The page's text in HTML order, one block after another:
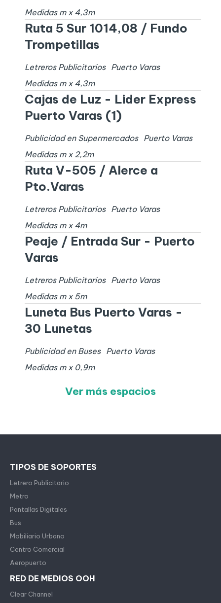
Medidas m x 4,3m
Ruta 5 Sur 1014,08 / Fundo
Trompetillas
Letreros Publicitarios
Puerto Varas
Medidas m x 4,3m
Cajas de Luz - Lider Express
Puerto Varas (1)
Publicidad en Supermercados
Puerto Varas
Medidas m x 2,2m
Ruta V-505 / Alerce a
Pto.Varas
Letreros Publicitarios
Puerto Varas
Medidas m x 4m
Peaje / Entrada Sur - Puerto
Varas
Letreros Publicitarios
Puerto Varas
Medidas m x 5m
Luneta Bus Puerto Varas -
30 Lunetas
Publicidad en Buses
Puerto Varas
Medidas m x 0,9m
Ver más espacios
TIPOS DE SOPORTES
Letrero Publicitario
Metro
Pantallas Digitales
Bus
Mobiliario Urbano
Centro Comercial
Aeropuerto
RED DE MEDIOS OOH
Clear Channel